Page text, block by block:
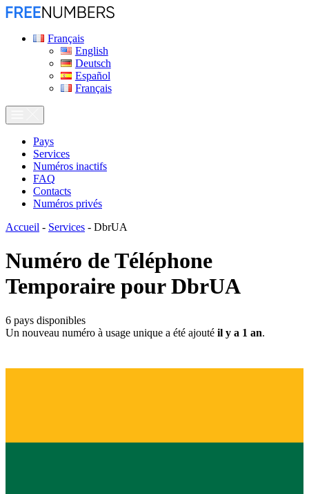
Français
English
Deutsch
Español
Français
Pays
Services
Numéros inactifs
FAQ
Contacts
Numéros privés
Accueil - Services - DbrUA
Numéro de Téléphone
Temporaire pourDbrUA
6 pays disponibles
Un nouveau numéro à usage unique a été ajouté il y a 1 an.